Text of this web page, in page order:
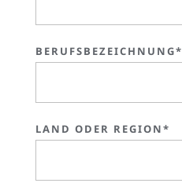
BERUFSBEZEICHNUNG*
LAND ODER REGION*